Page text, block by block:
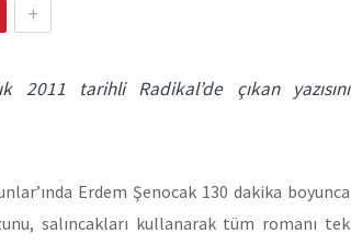
+
2011 tarihli Radikal’de çıkan yazısını
Erdem Şenocak 130 dakika boyunca
salıncakları kullanarak tüm romanı tek